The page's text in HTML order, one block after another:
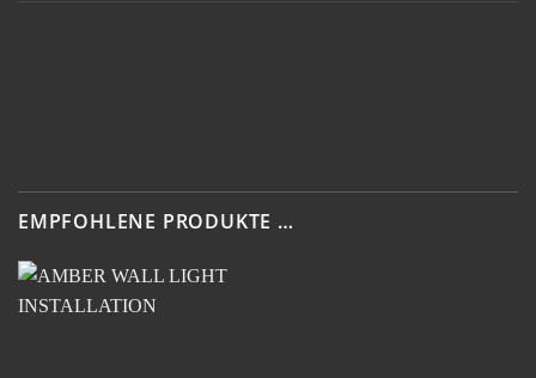
EMPFOHLENE PRODUKTE …